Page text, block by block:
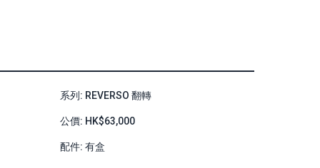
系列: REVERSO 翻轉
公價: HK$63,000
配件: 有盒